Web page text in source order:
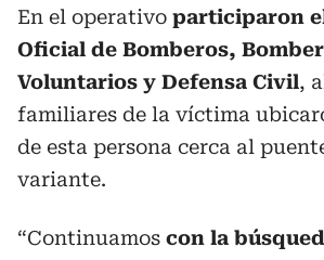
En el operativo participaron
Oficial de Bomberos,
Voluntarios y Defensa Civil,
familiares de la víctima
de esta persona cerca al
variante.
“Continuamos con la